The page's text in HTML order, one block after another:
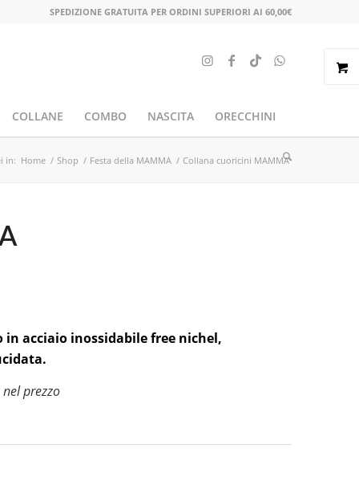
SPEDIZIONE GRATUITA PER ORDINI SUPERIORI AI 60,00€
COLLANE COMBO NASCITA ORECCHINI
in: Home / Shop / Festa della MAMMA / Collana cuoricini MAMMA
acciaio inossidabile free nichel,
prezzo